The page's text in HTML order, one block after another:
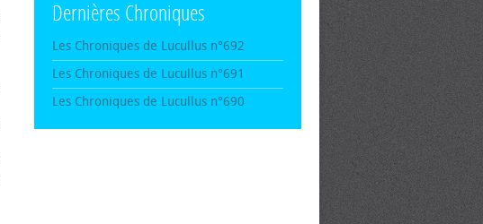
Dernières Chroniques
Les Chroniques de Lucullus n°692
Les Chroniques de Lucullus n°691
Les Chroniques de Lucullus n°690